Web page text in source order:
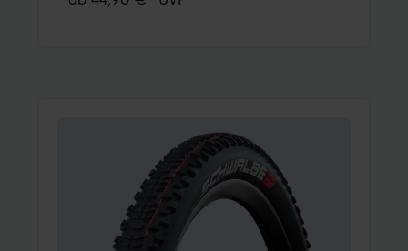
Linienwahl. 17 Worldcup-Siege in zwei Jahren